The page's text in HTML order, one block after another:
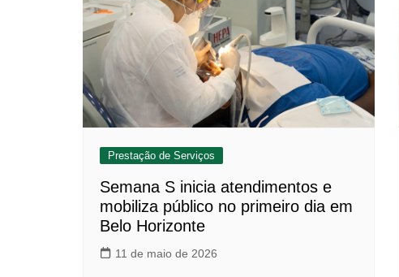
Prestação de Serviços
Semana S inicia atendimentos e
mobiliza público no primeiro dia em
Belo Horizonte
11 de maio de 2026